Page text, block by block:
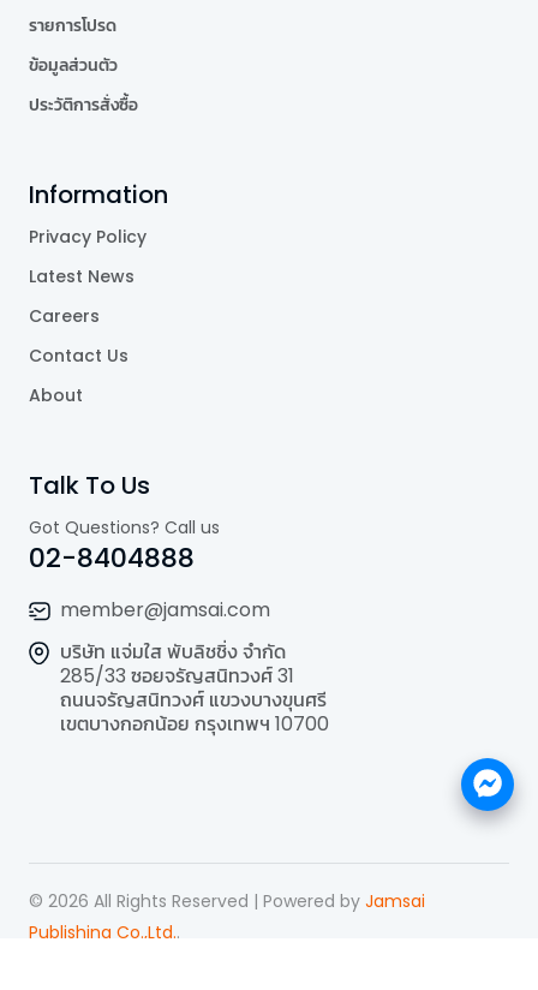
รายการโปรด
ข้อมูลส่วนตัว
ประวัติการสั่งซื้อ
Information
Privacy Policy
Latest News
Careers
Contact Us
About
Talk To Us
Got Questions? Call us
02-8404888
member@jamsai.com
บริษัท แจ่มใส พับลิชชิ่ง จำกัด
285/33 ซอยจรัญสนิทวงศ์ 31
ถนนจรัญสนิทวงศ์ แขวงบางขุนศรี
เขตบางกอกน้อย กรุงเทพฯ 10700
© 2026 All Rights Reserved | Powered by Jamsai
Publishing Co.,Ltd..